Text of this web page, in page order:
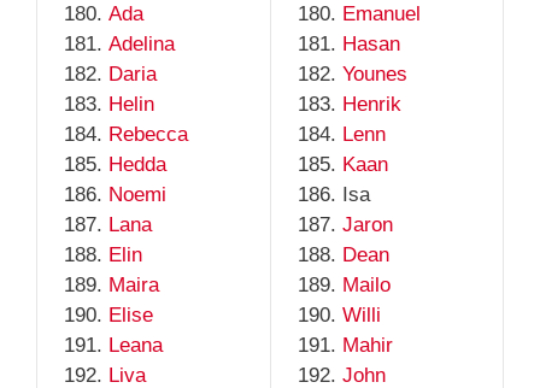
Ada
Adelina
Daria
Helin
Rebecca
Hedda
Noemi
Lana
Elin
Maira
Elise
Leana
Liva
Emanuel
Hasan
Younes
Henrik
Lenn
Kaan
Isa
Jaron
Dean
Mailo
Willi
Mahir
John